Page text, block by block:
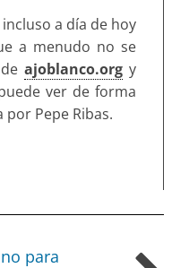
a día de hoy
a menudo no se
ajoblanco.orgy
ver de forma
por Pepe Ribas.
para